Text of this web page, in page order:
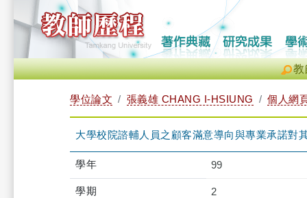
教
學位論文 張義雄 CHANG I-HSIUNG 個人網
大學校院諮輔人員之顧客滿意導向與專業承諾對
學年 99
學期 2